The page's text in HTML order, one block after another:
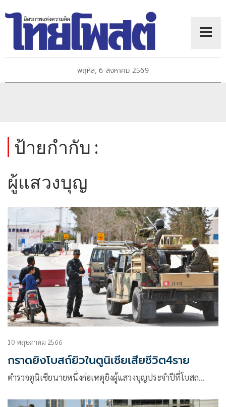
พฤหัส, 6 สิงหาคม 2569
ป้ายกำกับ :
ผู้แสวงบุญ
10 พฤษภาคม 2566
กราดยิงโบสถ์ยิวในตูนิเซียเสียชีวิต4ราย
ตำรวจตูนิเซียนายหนึ่งก่อเหตุยิงผู้แสวงบุญประจำปีที่โบสถ…